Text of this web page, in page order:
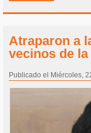
Atraparon a
vecinos de
Publicado el Miércoles,